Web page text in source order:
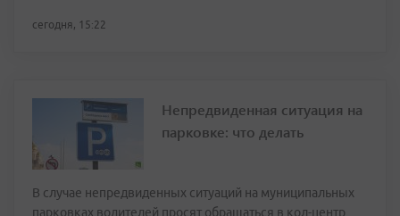
сегодня, 15:22
Непредвиденная ситуация на
парковке: что делать
В случае непредвиденных ситуаций на муниципальных
парковках водителей просят обращаться в кол-центр